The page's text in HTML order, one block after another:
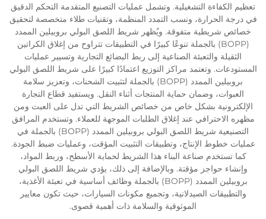
تعظيم الكفاءة التشغيلية. وتشمل عمليات التصنيع المتقدمة التحكم الدقيق
في درجة الحرارة، ونسب التمدد المنظمة، وتقنيات طلاء متخصصة لتحقيق
خصائص شريطية متفوقة. ويُظهر شريط اللصق البولي بروبيلين الممدد
(BOPP) بالجملة تنوعًا كبيرًا في التطبيقات تتراوح من إغلاق الكراتين
الثقيلة والتعبئة الصناعية إلى ربط البضائع التجارية وتسيير عمليات
المستودعات. وتعتمد مراكز التوزيع اعتمادًا كبيرًا على شريط اللصق البولي
بروبيلين الممدد (BOPP) بالجملة لتثبيت الشحنات، وتعزيز سلامة
العبوات، وضمان حماية المنتجات أثناء النقل. ويستفيد قطاع التجارة
الإلكترونية بشكل خاص من خصائص الشريط التي تدل على العبث ومن
مظهره الاحترافي عند إغلاق الطلبات الموجهة للعملاء. وتستخدم المرافق
التصنيعية شريط اللصق البولي بروبيلين الممدد (BOPP) بالجملة في
عمليات خطوط الإنتاج، وتطبيقات التثبيت المؤقت، وعمليات ضبط الجودة.
كما تستخدم صناعة البناء هذا الشريط لحماية الأسطح، وربط المواد،
وإنشاء حواجز مؤقتة. وبالإضافة إلى ذلك، يؤدي شريط اللصق البولي
بروبيلين الممدد (BOPP) بالجملة وظائف أساسية في تعبئة الأغذية،
والتطبيقات الصيدلانية، وتجميع مكونات السيارات، حيث تكون معايير
الموثوقية والسلامة ذات أهمية قصوى.